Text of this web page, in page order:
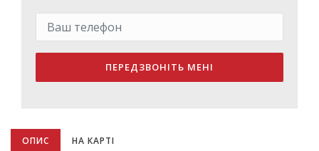
ПЕРЕДЗВОНІТЬ МЕНІ
ОПИС НА КАРТІ